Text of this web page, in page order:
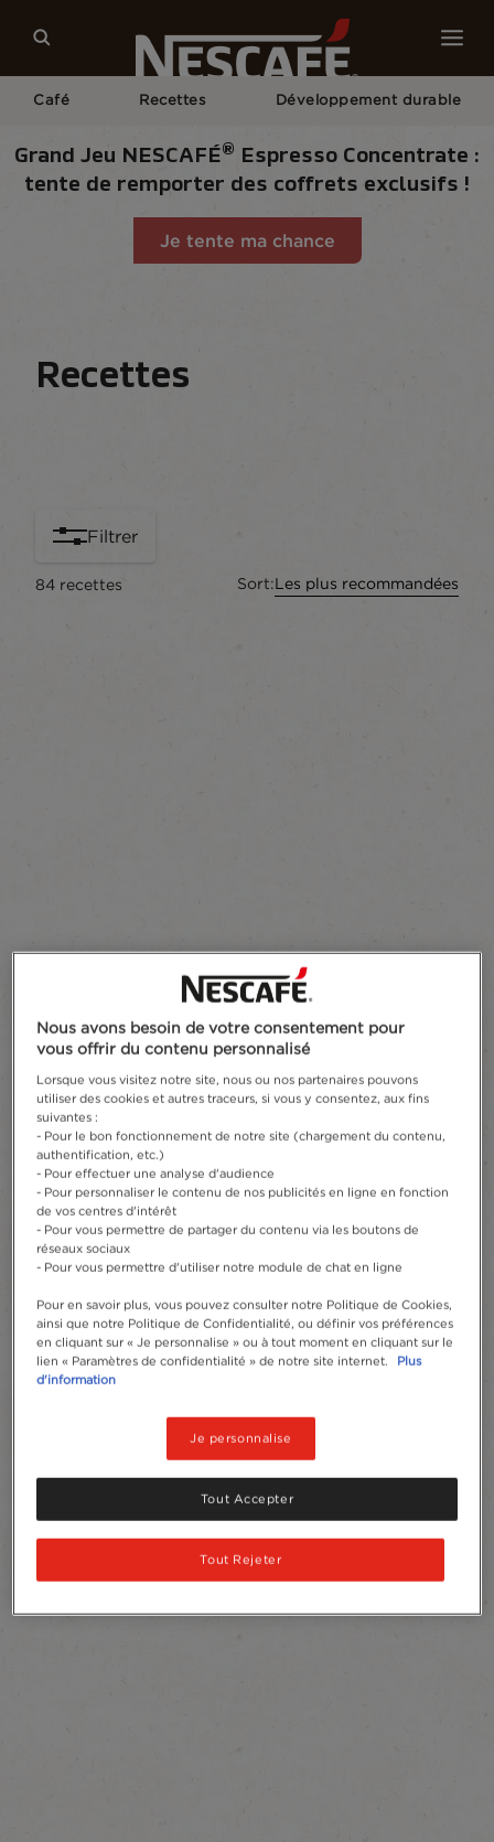
Café Recettes Développement durable
Grand Jeu NESCAFÉ®
Espresso Concentrate :
tente de remporter des coffrets exclusifs !
Je tente ma chance
Recettes
Filtrer
84 recettes Sort:Les plus recommandées
Nous avons besoin de votre consentement pour
vous offrir du contenu personnalisé
Lorsque vous visitez notre site, nous ou nos partenaires pouvons
utiliser des cookies et autres traceurs, si vous y consentez, aux fins
suivantes :
- Pour le bon fonctionnement de notre site (chargement du contenu,
authentification, etc.)
- Pour effectuer une analyse d'audience
- Pour personnaliser le contenu de nos publicités en ligne en fonction
de vos centres d'intérêt
- Pour vous permettre de partager du contenu via les boutons de
réseaux sociaux
- Pour vous permettre d'utiliser notre module de chat en ligne
Pour en savoir plus, vous pouvez consulter notre Politique de Cookies,
ainsi que notre Politique de Confidentialité, ou définir vos préférences
en cliquant sur « Je personnalise » ou à tout moment en cliquant sur le
lien « Paramètres de confidentialité » de notre site internet.
Plus
d'information
Je personnalise
Tout Rejeter
Tout Accepter